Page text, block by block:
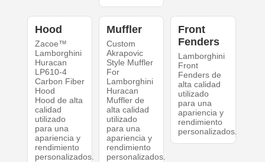
Hood
Zacoe™
Lamborghini
Huracan
LP610-4
Carbon Fiber
Hood
Hood de alta
calidad
utilizado
para una
apariencia y
rendimiento
personalizados.
Muffler
Custom
Akrapovic
Style Muffler
For
Lamborghini
Huracan
Muffler de
alta calidad
utilizado
para una
apariencia y
rendimiento
personalizados.
Front
Fenders
Lamborghini
Front
Fenders de
alta calidad
utilizado
para una
apariencia y
rendimiento
personalizados.